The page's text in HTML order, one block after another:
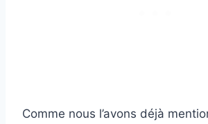
Comme nous l’avons déjà